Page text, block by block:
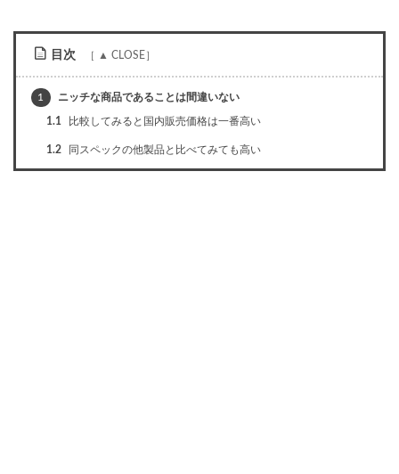
目次
1 ニッチな商品であることは間違いない
1.1 比較してみると国内販売価格は一番高い
1.2 同スペックの他製品と比べてみても高い